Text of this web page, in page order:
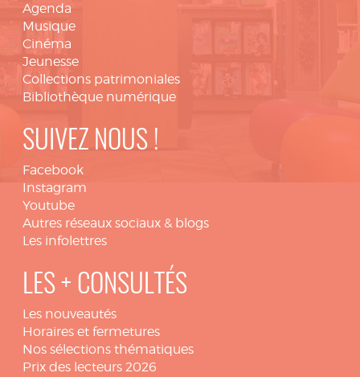
Agenda
Musique
Cinéma
Jeunesse
Collections patrimoniales
Bibliothèque numérique
SUIVEZ NOUS !
Facebook
Instagram
Youtube
Autres réseaux sociaux & blogs
Les infolettres
LES + CONSULTÉS
Les nouveautés
Horaires et fermetures
Nos sélections thématiques
Prix des lecteurs 2026